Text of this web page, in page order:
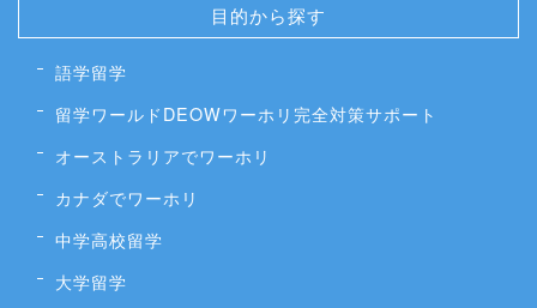
目的から探す
語学留学
留学ワールドDEOWワーホリ完全対策サポート
オーストラリアでワーホリ
カナダでワーホリ
中学高校留学
大学留学